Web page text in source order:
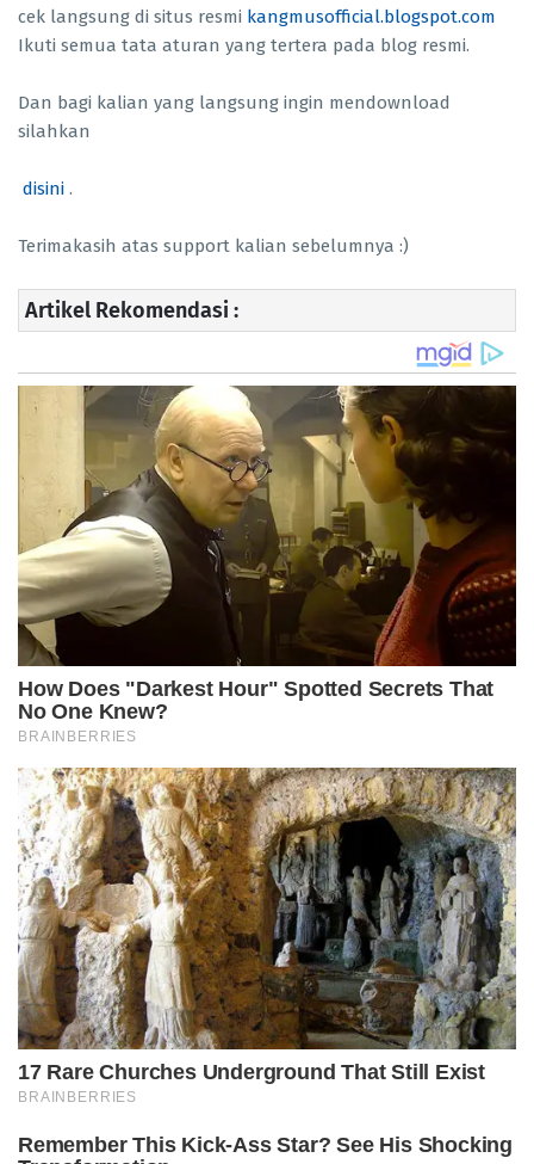
cek langsung di situs resmi kangmusofficial.blogspot.com
Ikuti semua tata aturan yang tertera pada blog resmi.
Dan bagi kalian yang langsung ingin mendownload
silahkan
disini .
Terimakasih atas support kalian sebelumnya :)
Artikel Rekomendasi :